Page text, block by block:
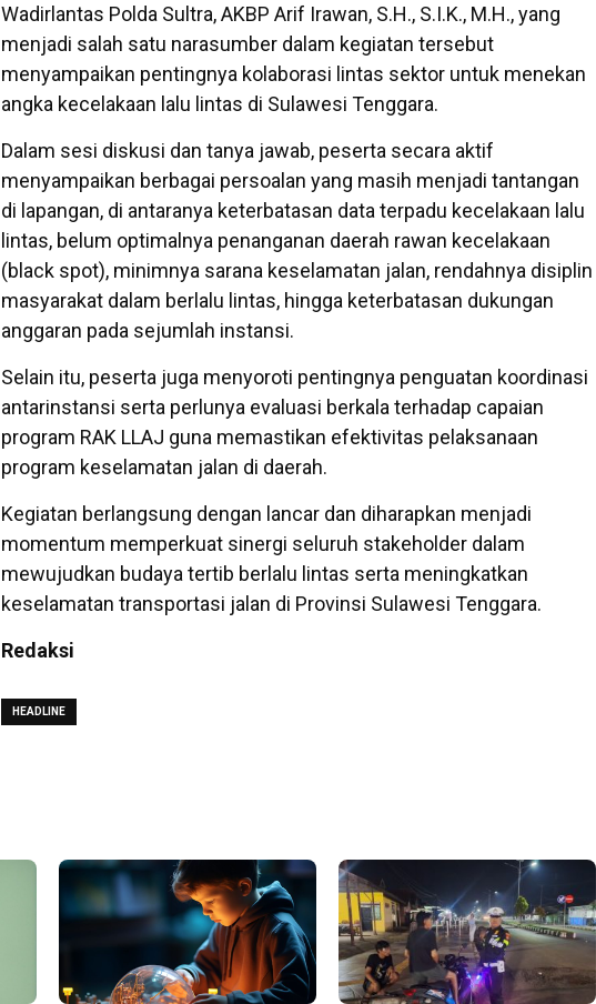
Wadirlantas Polda Sultra, AKBP Arif Irawan, S.H., S.I.K., M.H., yang
menjadi salah satu narasumber dalam kegiatan tersebut
menyampaikan pentingnya kolaborasi lintas sektor untuk menekan
angka kecelakaan lalu lintas di Sulawesi Tenggara.
Dalam sesi diskusi dan tanya jawab, peserta secara aktif
menyampaikan berbagai persoalan yang masih menjadi tantangan
di lapangan, di antaranya keterbatasan data terpadu kecelakaan lalu
lintas, belum optimalnya penanganan daerah rawan kecelakaan
(black spot), minimnya sarana keselamatan jalan, rendahnya disiplin
masyarakat dalam berlalu lintas, hingga keterbatasan dukungan
anggaran pada sejumlah instansi.
Selain itu, peserta juga menyoroti pentingnya penguatan koordinasi
antarinstansi serta perlunya evaluasi berkala terhadap capaian
program RAK LLAJ guna memastikan efektivitas pelaksanaan
program keselamatan jalan di daerah.
Kegiatan berlangsung dengan lancar dan diharapkan menjadi
momentum memperkuat sinergi seluruh stakeholder dalam
mewujudkan budaya tertib berlalu lintas serta meningkatkan
keselamatan transportasi jalan di Provinsi Sulawesi Tenggara.
Redaksi
HEADLINE